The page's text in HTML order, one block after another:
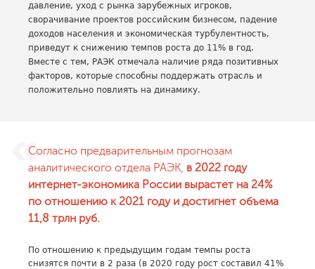
давление, уход с рынка зарубежных игроков,
сворачивание проектов российским бизнесом, падение
доходов населения и экономическая турбулентность,
приведут к снижению темпов роста до 11% в год.
Вместе с тем, РАЭК отмечала наличие ряда позитивных
факторов, которые способны поддержать отрасль и
положительно повлиять на динамику.
Согласно предварительным прогнозам
аналитического отдела РАЭК, в 2022 году
интернет-экономика России вырастет на 24%
по отношению к 2021 году и достигнет объема
11,8 трлн руб.
По отношению к предыдущим годам темпы роста
снизятся почти в 2 раза (в 2020 году рост составил 41%